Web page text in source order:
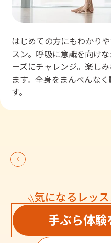
はじめての方にもわかり
スン。呼吸に意識を向け
ーズにチャレンジ。楽し
ます。全身をまんべんな
す。
気になるレッ
手ぶら体験